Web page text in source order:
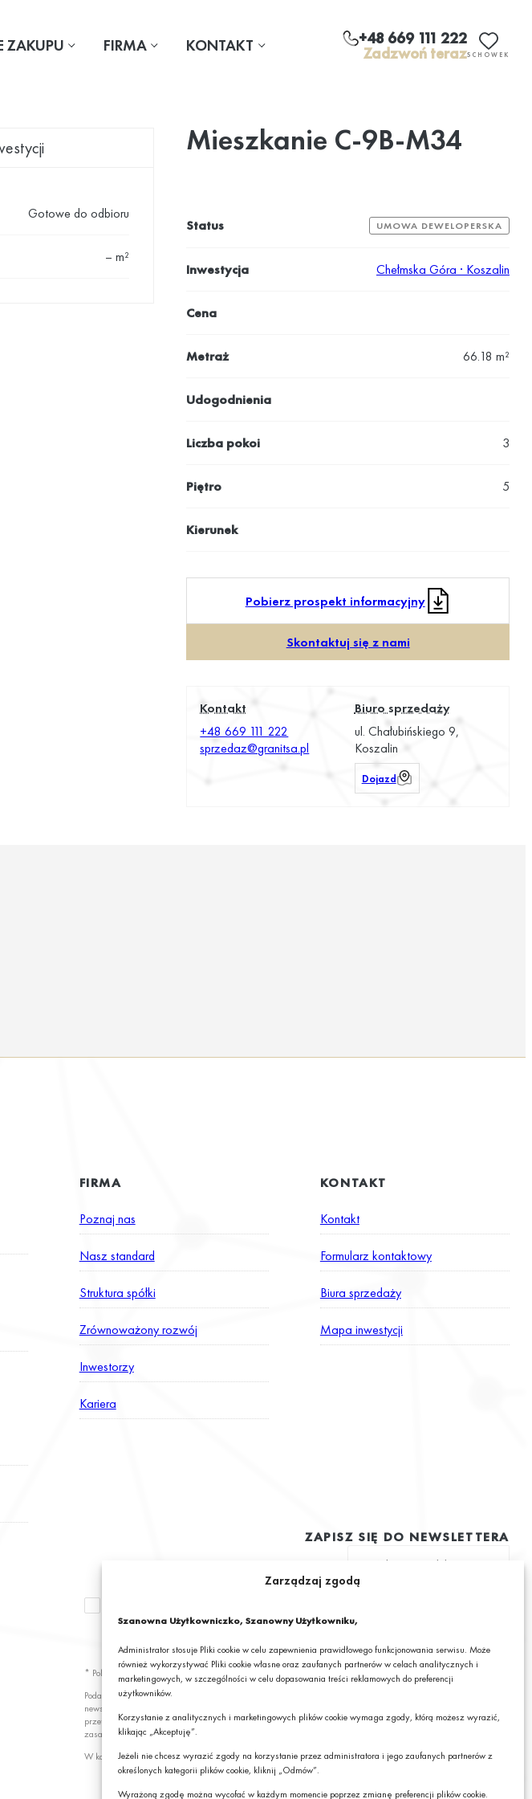
Zarządzaj zgodą
Szanowna Użytkowniczko, Szanowny Użytkowniku,
Administrator stosuje Pliki cookie w celu zapewnienia prawidłowego funkcjonowania serwisu. Może
również wykorzystywać Pliki cookie własne oraz zaufanych partnerów w celach analitycznych i
marketingowych, w szczególności w celu dopasowania treści reklamowych do preferencji
użytkowników.
Korzystanie z analitycznych i marketingowych plików cookie wymaga zgody, którą możesz wyrazić,
klikając „Akceptuję”.
Jeżeli nie chcesz wyrazić zgody na korzystanie przez administratora i jego zaufanych partnerów z
określonych kategorii plików cookie, kliknij „Odmów”.
Wyrażoną zgodę można wycofać w każdym momencie poprzez zmianę preferencji plików cookie.
ZAKUPU FIRMA KONTAKT +48 669 111 222
Zadzwoń terazSCHOWEK
Gotowe do odbioru
– m²
Mieszkanie C-9B-M34
Status UMOWA DEWELOPERSKA
Inwestycja Chełmska Góra · Koszalin
Cena
Metraż 66.18 m²
Udogodnienia
Liczba pokoi 3
Piętro 5
Kierunek
Pobierz prospekt informacyjny
Skontaktuj się z nami
Kontakt
+48 669 111 222
sprzedaz@granitsa.pl
Biuro sprzedaży
ul. Chałubińskiego 9,
Koszalin
Dojazd
FIRMA
Poznaj nas
Nasz standard
Struktura spółki
Zrównoważony rozwój
Inwestorzy
Kariera
KONTAKT
Kontakt
Formularz kontaktowy
Biura sprzedaży
Mapa inwestycji
ZAPISZ SIĘ DO NEWSLETTERA
newslettera z informacjami o ciekawych promocjach, produktach lub usługach GRANIT
* Pola obowiązkowe
Podając swój adres e-mail wyrażasz zgodę na otrzymywanie drogą elektroniczną, na podany adres e-mail,
newslettera z informacjami o ciekawych promocjach, produktach lub usługach GRANIT S.A. oraz zgodę na
przetwarzanie przez GRANIT S.A. Twoich danych osobowych w postaci tego adresu e-mail. Szczegółowe
zasady przetwarzania danych sprawdzisz w naszej „
W każdej chwili możesz zrezygnować z subskrybcji.
Czy chcesz,
oddzwonili?
TAK